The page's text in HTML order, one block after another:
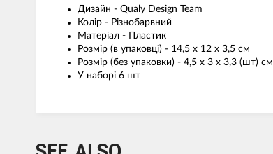
Дизайн - Qualy Design Team
Колір - Різнобарвний
Матеріал - Пластик
Розмір (в упаковці) - 14,5 x 12 x 3,5 см
Розмір (без упаковки) - 4,5 x 3 x 3,3 (шт) см
У наборі 6 шт